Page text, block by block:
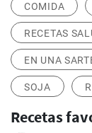
COMIDA
RECETAS
EN UNA
SOJA
Recetas